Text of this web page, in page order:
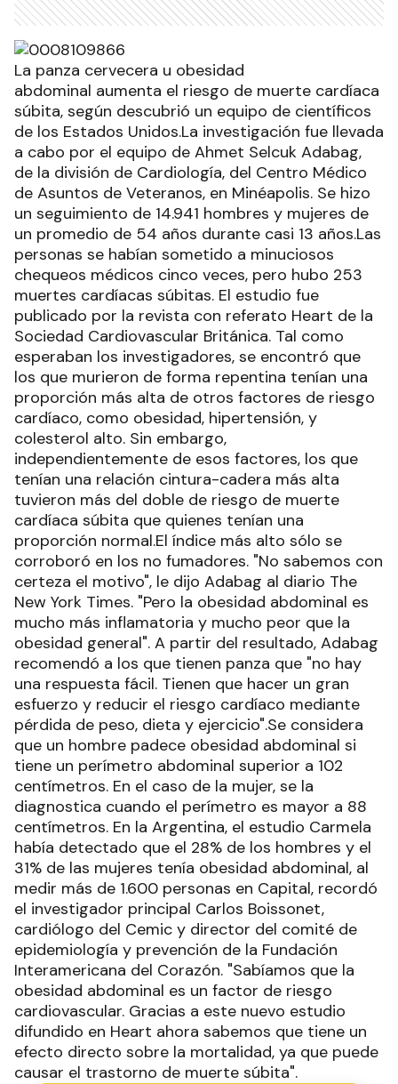
La panza cervecera u obesidad
abdominal aumenta el riesgo de muerte cardíaca
súbita, según descubrió un equipo de científicos
de los Estados Unidos.La investigación fue llevada
a cabo por el equipo de Ahmet Selcuk Adabag,
de la división de Cardiología, del Centro Médico
de Asuntos de Veteranos, en Minéapolis. Se hizo
un seguimiento de 14.941 hombres y mujeres de
un promedio de 54 años durante casi 13 años.Las
personas se habían sometido a minuciosos
chequeos médicos cinco veces, pero hubo 253
muertes cardíacas súbitas. El estudio fue
publicado por la revista con referato Heart de la
Sociedad Cardiovascular Británica. Tal como
esperaban los investigadores, se encontró que
los que murieron de forma repentina tenían una
proporción más alta de otros factores de riesgo
cardíaco, como obesidad, hipertensión, y
colesterol alto. Sin embargo,
independientemente de esos factores, los que
tenían una relación cintura-cadera más alta
tuvieron más del doble de riesgo de muerte
cardíaca súbita que quienes tenían una
proporción normal.El índice más alto sólo se
corroboró en los no fumadores. "No sabemos con
certeza el motivo", le dijo Adabag al diario The
New York Times. "Pero la obesidad abdominal es
mucho más inflamatoria y mucho peor que la
obesidad general". A partir del resultado, Adabag
recomendó a los que tienen panza que "no hay
una respuesta fácil. Tienen que hacer un gran
esfuerzo y reducir el riesgo cardíaco mediante
pérdida de peso, dieta y ejercicio".Se considera
que un hombre padece obesidad abdominal si
tiene un perímetro abdominal superior a 102
centímetros. En el caso de la mujer, se la
diagnostica cuando el perímetro es mayor a 88
centímetros. En la Argentina, el estudio Carmela
había detectado que el 28% de los hombres y el
31% de las mujeres tenía obesidad abdominal, al
medir más de 1.600 personas en Capital, recordó
el investigador principal Carlos Boissonet,
cardiólogo del Cemic y director del comité de
epidemiología y prevención de la Fundación
Interamericana del Corazón. "Sabíamos que la
obesidad abdominal es un factor de riesgo
cardiovascular. Gracias a este nuevo estudio
difundido en Heart ahora sabemos que tiene un
efecto directo sobre la mortalidad, ya que puede
causar el trastorno de muerte súbita".